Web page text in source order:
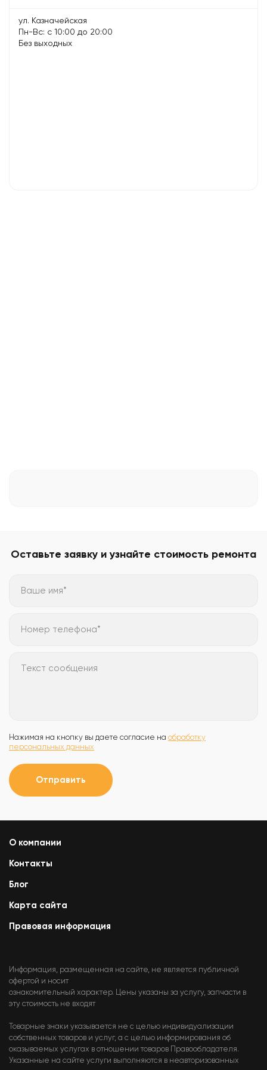
ул. Казначейская
Пн-Вс: с 10:00 до 20:00
Без выходных
Оставьте заявку и узнайте стоимость ремонта
Ваше имя*
Номер телефона*
Текст сообщения
Нажимая на кнопку вы даете согласие на обработку
персональных данных
Отправить
О компании
Контакты
Блог
Карта сайта
Правовая информация
Информация, размещенная на сайте, не является публичной
офертой и носит
ознакомительный характер. Цены указаны за услугу, запчасти в
эту стоимость не входят
Товарные знаки указывается не с целью индивидуализации
собственных товаров и услуг, а с целью информирования об
оказываемых услугах в отношении товаров Правообладателя.
Указанные на сайте услуги выполняются в неавторизованных